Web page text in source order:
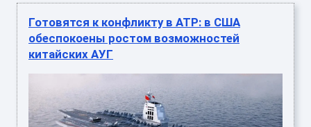
Готовятся к конфликту в АТР: в США
обеспокоены ростом возможностей
китайских АУГ